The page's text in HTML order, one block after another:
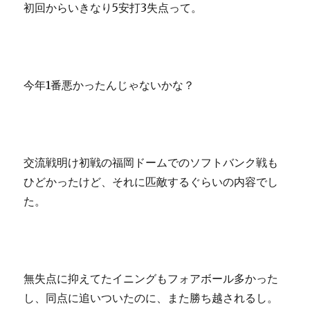
初回からいきなり5安打3失点って。
今年1番悪かったんじゃないかな？
交流戦明け初戦の福岡ドームでのソフトバンク戦も
ひどかったけど、それに匹敵するぐらいの内容でし
た。
無失点に抑えてたイニングもフォアボール多かった
し、同点に追いついたのに、また勝ち越されるし。